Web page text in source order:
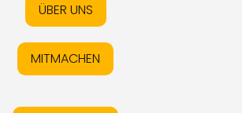
ÜBER UNS
MITMACHEN